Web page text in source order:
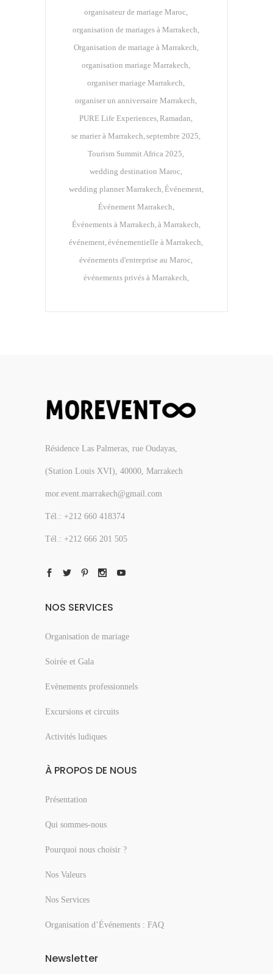
organisateur de mariage Maroc
organisation de mariages à Marrakech
Organisation de mariage à Marrakech
organisation mariage Marrakech
organiser mariage Marrakech
organiser un anniversaire Marrakech
PURE Life Experiences Ramadan
se marier à Marrakech septembre 2025
Tourism Summit Africa 2025
wedding destination Maroc
wedding planner Marrakech Événement
Événement Marrakech
Événements à Marrakech à Marrakech
événement événementielle à Marrakech
événements d'entreprise au Maroc
événements privés à Marrakech
Résidence Las Palmeras, rue Oudayas,
(Station Louis XVI), 40000, Marrakech
mor.event.marrakech@gmail.com
Tél.: +212 660 418374
Tél.: +212 666 201 505
NOS SERVICES
Organisation de mariage
Soirée et Gala
Evènements professionnels
Excursions et circuits
Activités ludiques
À PROPOS DE NOUS
Présentation
Qui sommes-nous
Pourquoi nous choisir ?
Nos Valeurs
Nos Services
Organisation d’Événements : FAQ
Newsletter